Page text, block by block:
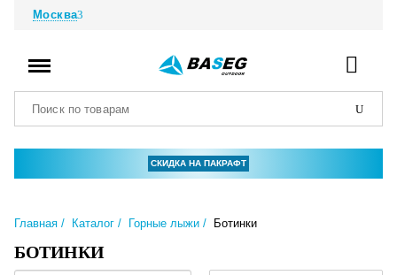
Москва
СКИДКА НА ПАКРАФТ
Главная Каталог Горные лыжи Ботинки
БОТИНКИ